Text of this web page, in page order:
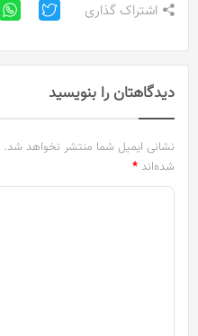
اشتراک گذاری
دیدگاهتان را بنویسید
نشانی ایمیل شما منتشر نخواهد شد.
شده‌اند *